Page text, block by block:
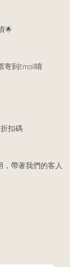
🌟
到Email唷
扣碼
帶著我們的客人